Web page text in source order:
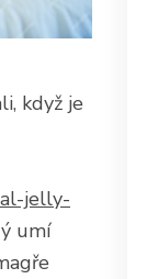
když je
jelly-
umí